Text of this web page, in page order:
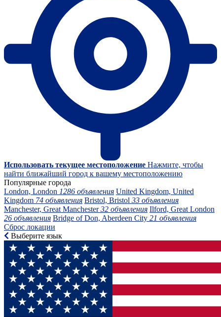
Использовать текущее местоположение Нажмите, чтобы
найти ближайший город к вашему местоположению
Популярные города
London, London 1286 объявления United Kingdom, United
Kingdom 74 объявления Bristol, Bristol 33 объявления
Manchester, Great Manchester32 объявления Ilford, Great London
26 объявления Bridge of Don, Aberdeen City 21 объявления
Сброс локации
Выберите язык